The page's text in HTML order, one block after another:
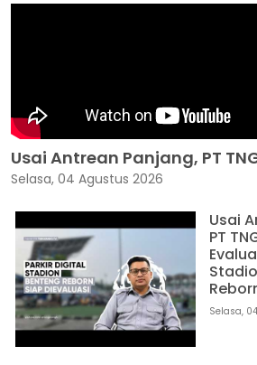
Usai Antrean Panjang, PT
Selasa, 04 Agustus 2026
Usai
PT
Selasa,